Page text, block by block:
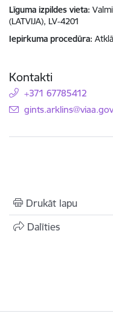
Līguma izpildes vieta
(LATVIJA), LV-4201
Iepirkuma procedūra
Kontakti
+371 67785412
E-pasts:
Drukāt lapu
Dalīties